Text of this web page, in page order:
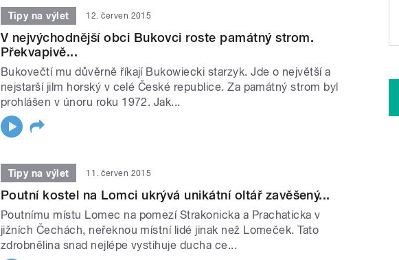
Tipy na výlet 12. červen 2015
V nejvýchodnější obci Bukovci roste památný strom.
Překvapivě...
Bukovečtí mu důvěrně říkají Bukowiecki starzyk. Jde o největší a
nejstarší jilm horský v celé České republice. Za památný strom byl
prohlášen v únoru roku 1972. Jak...
Tipy na výlet 11. červen 2015
Poutní kostel na Lomci ukrývá unikátní oltář zavěšený...
Poutnímu místu Lomec na pomezí Strakonicka a Prachaticka v
jižních Čechách, neřeknou místní lidé jinak než Lomeček. Tato
zdrobnělina snad nejlépe vystihuje ducha ce...